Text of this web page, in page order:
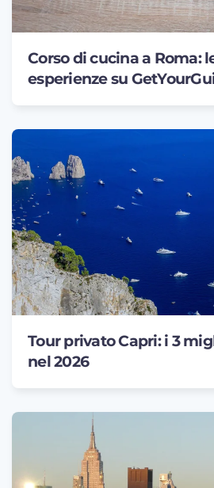
Corso di cucina a Roma:
esperienze su
Tour privato Capri: i 3
nel 2026